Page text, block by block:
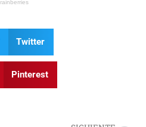
Twitter
Pinterest